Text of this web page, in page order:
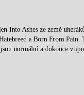
Into Ashes ze země
a Born From Pain.
jsou normální a dokonce